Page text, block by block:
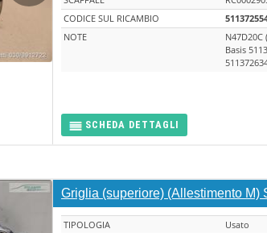
CODICE SUL RICAMBIO
NOTE
Basis
SCHEDA DETTAGLI
Griglia (superiore) (Allestimento M)
TIPOLOGIA
Usato